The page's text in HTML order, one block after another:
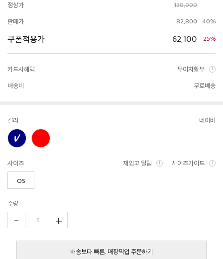
정상가 138,000
판매가 82,800 40%
쿠폰적용가 62,100 25%
카드사혜택 무이자할부
배송비 무료배송
컬러 네이비
사이즈 재입고 알림 사이즈가이드
OS
수량
- 1 +
배송보다 빠른, 매장픽업 주문하기